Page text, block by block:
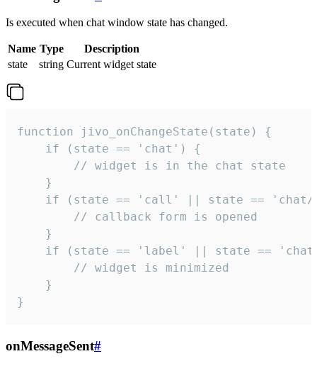
Is executed when chat window state has changed.
Name Type
Description
state
string Current widget state
function jivo_onChangeState(state) {
    if (state == 'chat') {
        // widget is in the chat state
    }
if (state == 'call' || state ==
        // callback form is opened
    }
if (state == 'label' || state ==
        // widget is minimized
    }
}
onMessageSent#